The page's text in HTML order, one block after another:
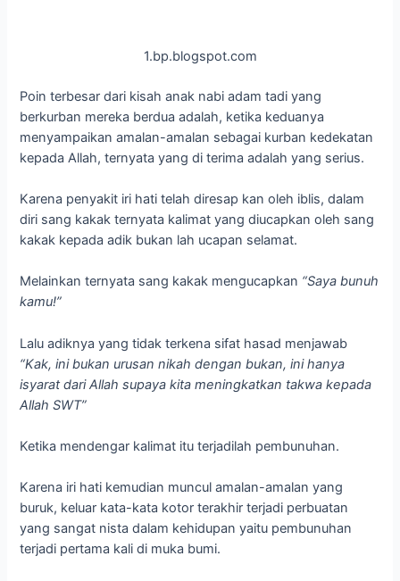
1.bp.blogspot.com
Poin terbesar dari kisah anak nabi adam tadi yang
berkurban mereka berdua adalah, ketika keduanya
menyampaikan amalan-amalan sebagai kurban kedekatan
kepada Allah, ternyata yang di terima adalah yang serius.
Karena penyakit iri hati telah diresap kan oleh iblis, dalam
diri sang kakak ternyata kalimat yang diucapkan oleh sang
kakak kepada adik bukan lah ucapan selamat.
Melainkan ternyata sang kakak mengucapkan “Saya bunuh
kamu!”
Lalu adiknya yang tidak terkena sifat hasad menjawab
“Kak, ini bukan urusan nikah dengan bukan, ini hanya
isyarat dari Allah supaya kita meningkatkan takwa kepada
Allah SWT”
Ketika mendengar kalimat itu terjadilah pembunuhan.
Karena iri hati kemudian muncul amalan-amalan yang
buruk, keluar kata-kata kotor terakhir terjadi perbuatan
yang sangat nista dalam kehidupan yaitu pembunuhan
terjadi pertama kali di muka bumi.